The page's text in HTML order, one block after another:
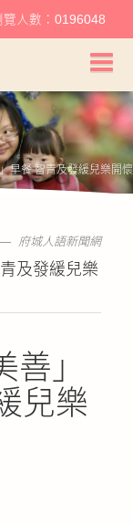
覽人數：0196048
早餐 智青及發緩兒樂開懷
府城人語新聞網
及發緩兒樂
」
兒樂